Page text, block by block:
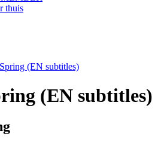
thuis
(EN subtitles)
(EN subtitles)